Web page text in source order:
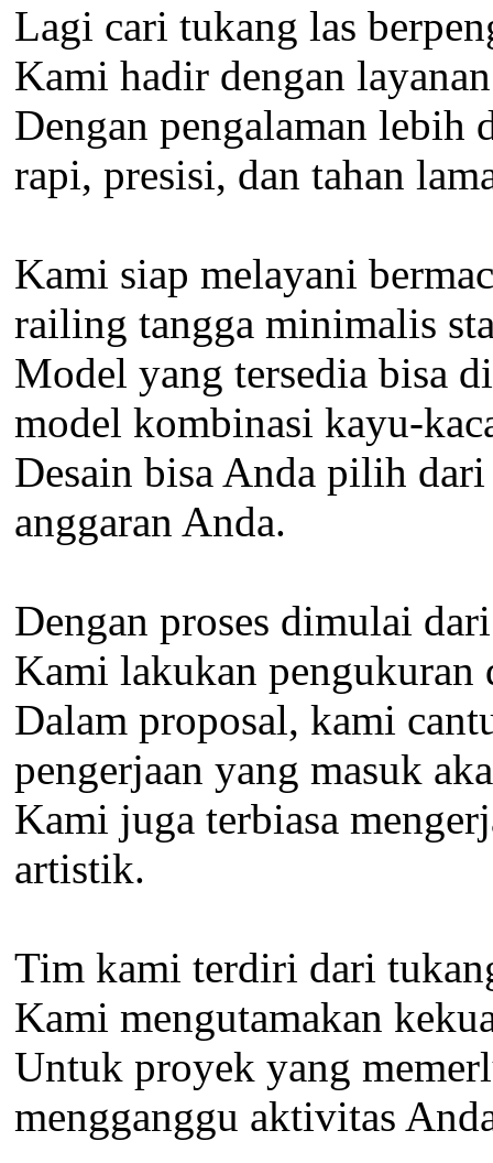
Lagi cari tukang las
Kami hadir dengan
Dengan pengalaman lebih
rapi, presisi, dan tahan
Kami siap melayani
railing tangga minimalis
Model yang tersedia bisa
model kombinasi kayu-
Desain bisa Anda pilih
anggaran Anda.
Dengan proses dimulai
Kami lakukan pengukuran
Dalam proposal, kami
pengerjaan yang masuk
Kami juga terbiasa
artistik.
Tim kami terdiri dari
Kami mengutamakan
Untuk proyek yang
mengganggu aktivitas